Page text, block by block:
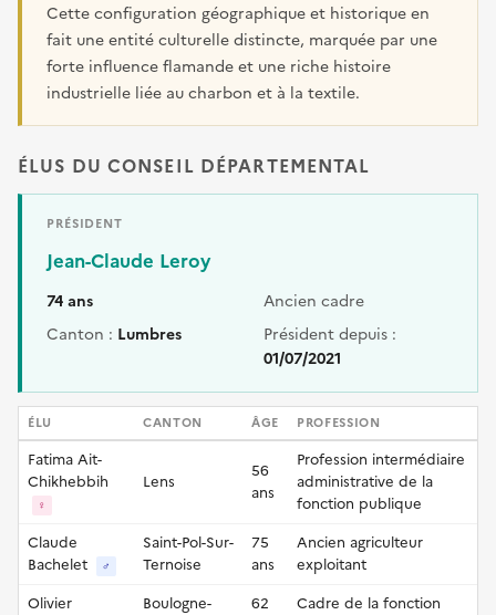
Cette configuration géographique et historique en
fait une entité culturelle distincte, marquée par une
forte influence flamande et une riche histoire
industrielle liée au charbon et à la textile.
ÉLUS DU CONSEIL DÉPARTEMENTAL
PRÉSIDENT
Jean-Claude Leroy
74 ans
Ancien cadre
Canton : Lumbres
Président depuis :
01/07/2021
ÉLU CANTON ÂGE PROFESSION
Fatima Ait-
Chikhebbih
♀
Lens
56
ans
Profession intermédiaire
administrative de la
fonction publique
Claude
Bachelet
♂
Saint-Pol-Sur-
Ternoise
75
ans
Ancien agriculteur
exploitant
Olivier
Boulogne-
62
Cadre de la fonction